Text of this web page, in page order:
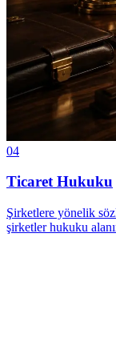
04
Ticaret Hukuku
Şirketlere yönelik
şirketler hukuku